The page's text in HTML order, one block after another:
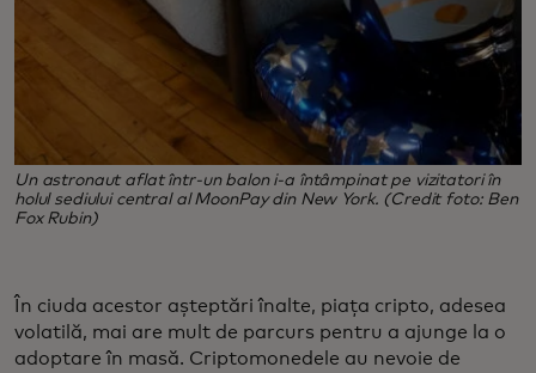
Un astronaut aflat într-un balon i-a întâmpinat pe vizitatori în
holul sediului central al MoonPay din New York. (Credit foto: Ben
Fox Rubin)
În ciuda acestor așteptări înalte, piața cripto, adesea
volatilă, mai are mult de parcurs pentru a ajunge la o
adoptare în masă. Criptomonedele au nevoie de